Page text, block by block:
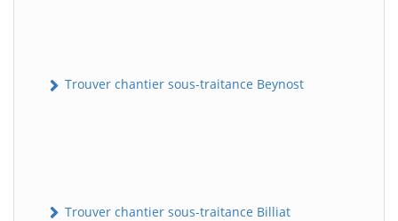
Trouver chantier sous-traitance Beynost
Trouver chantier sous-traitance Billiat